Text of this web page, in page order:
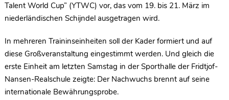
Talent World Cup” (YTWC) vor, das vom 19. bis 21. März im
niederländischen Schijndel ausgetragen wird.
In mehreren Traininseinheiten soll der Kader formiert und auf
diese Großveranstaltung eingestimmt werden. Und gleich die
erste Einheit am letzten Samstag in der Sporthalle der Fridtjof-
Nansen-Realschule zeigte: Der Nachwuchs brennt auf seine
internationale Bewährungsprobe.